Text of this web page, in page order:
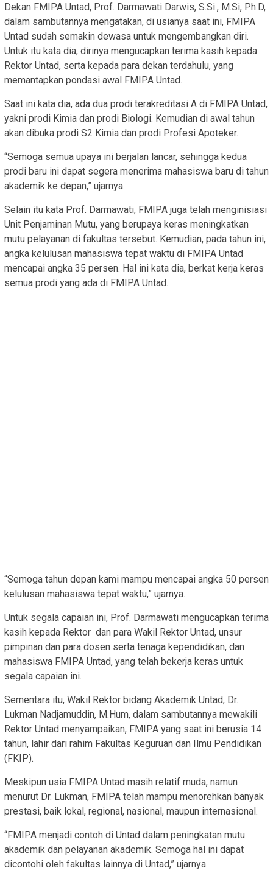
Dekan FMIPA Untad, Prof. Darmawati Darwis, S.Si., M.Si, Ph.D,
dalam sambutannya mengatakan, di usianya saat ini, FMIPA
Untad sudah semakin dewasa untuk mengembangkan diri.
Untuk itu kata dia, dirinya mengucapkan terima kasih kepada
Rektor Untad, serta kepada para dekan terdahulu, yang
memantapkan pondasi awal FMIPA Untad.
Saat ini kata dia, ada dua prodi terakreditasi A di FMIPA Untad,
yakni prodi Kimia dan prodi Biologi. Kemudian di awal tahun
akan dibuka prodi S2 Kimia dan prodi Profesi Apoteker.
“Semoga semua upaya ini berjalan lancar, sehingga kedua
prodi baru ini dapat segera menerima mahasiswa baru di tahun
akademik ke depan,” ujarnya.
Selain itu kata Prof. Darmawati, FMIPA juga telah menginisiasi
Unit Penjaminan Mutu, yang berupaya keras meningkatkan
mutu pelayanan di fakultas tersebut. Kemudian, pada tahun ini,
angka kelulusan mahasiswa tepat waktu di FMIPA Untad
mencapai angka 35 persen. Hal ini kata dia, berkat kerja keras
semua prodi yang ada di FMIPA Untad.
“Semoga tahun depan kami mampu mencapai angka 50 persen
kelulusan mahasiswa tepat waktu,” ujarnya.
Untuk segala capaian ini, Prof. Darmawati mengucapkan terima
kasih kepada Rektor dan para Wakil Rektor Untad, unsur
pimpinan dan para dosen serta tenaga kependidikan, dan
mahasiswa FMIPA Untad, yang telah bekerja keras untuk
segala capaian ini.
Sementara itu, Wakil Rektor bidang Akademik Untad, Dr.
Lukman Nadjamuddin, M.Hum, dalam sambutannya mewakili
Rektor Untad menyampaikan, FMIPA yang saat ini berusia 14
tahun, lahir dari rahim Fakultas Keguruan dan Ilmu Pendidikan
(FKIP).
Meskipun usia FMIPA Untad masih relatif muda, namun
menurut Dr. Lukman, FMIPA telah mampu menorehkan banyak
prestasi, baik lokal, regional, nasional, maupun internasional.
“FMIPA menjadi contoh di Untad dalam peningkatan mutu
akademik dan pelayanan akademik. Semoga hal ini dapat
dicontohi oleh fakultas lainnya di Untad,” ujarnya.